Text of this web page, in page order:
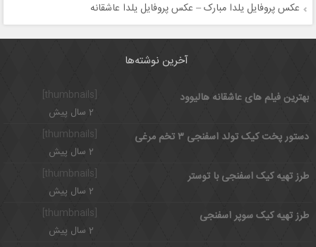
عکس پروفایل یلدا مبارک – عکس پروفایل یلدا عاشقانه
آخرین نوشته‌ها
بهترین فیلم های عاشقانه هالیوود
2 سال پیش
[thumbnails]
دستور پخت کیک تولد اسفنجی ۳ تخم مرغی
2 سال پیش
طرز تهیه کیک اسفنجی با توستر
2 سال پیش
[thumbnails]
طرز تهیه کیک سوپر اسفنجی
2 سال پیش